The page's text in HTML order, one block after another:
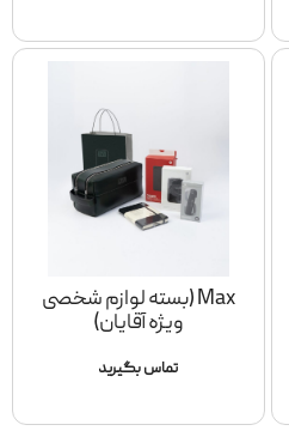
Max (بسته لوازم شخصی
ویژه آقایان)
تماس بگیرید